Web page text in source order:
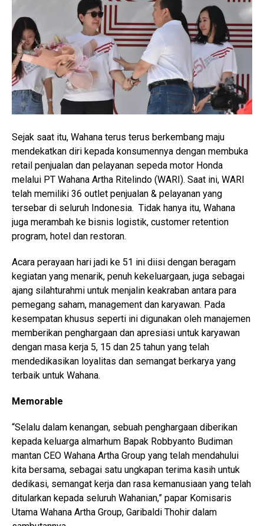
Sejak saat itu, Wahana terus terus berkembang maju
mendekatkan diri kepada konsumennya dengan membuka
retail penjualan dan pelayanan sepeda motor Honda
melalui PT Wahana Artha Ritelindo (WARI). Saat ini, WARI
telah memiliki 36 outlet penjualan & pelayanan yang
tersebar di seluruh Indonesia. Tidak hanya itu, Wahana
juga merambah ke bisnis logistik, customer retention
program, hotel dan restoran.
Acara perayaan hari jadi ke 51 ini diisi dengan beragam
kegiatan yang menarik, penuh kekeluargaan, juga sebagai
ajang silahturahmi untuk menjalin keakraban antara para
pemegang saham, management dan karyawan. Pada
kesempatan khusus seperti ini digunakan oleh manajemen
memberikan penghargaan dan apresiasi untuk karyawan
dengan masa kerja 5, 15 dan 25 tahun yang telah
mendedikasikan loyalitas dan semangat berkarya yang
terbaik untuk Wahana.
Memorable
“Selalu dalam kenangan, sebuah penghargaan diberikan
kepada keluarga almarhum Bapak Robbyanto Budiman
mantan CEO Wahana Artha Group yang telah mendahului
kita bersama, sebagai satu ungkapan terima kasih untuk
dedikasi, semangat kerja dan rasa kemanusiaan yang telah
ditularkan kepada seluruh Wahanian,” papar Komisaris
Utama Wahana Artha Group, Garibaldi Thohir dalam